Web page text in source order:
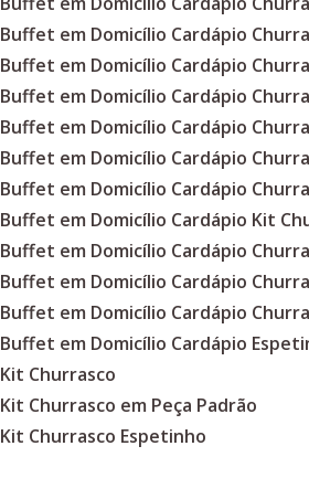
Buffet em Domicílio Cardápio
Buffet em Domicílio Cardápio
Buffet em Domicílio Cardápio
Buffet em Domicílio Cardápio
Buffet em Domicílio Cardápio
Buffet em Domicílio Cardápio
Buffet em Domicílio Cardápio Kit
Buffet em Domicílio Cardápio
Buffet em Domicílio Cardápio
Buffet em Domicílio Cardápio
Buffet em Domicílio Cardápio
Kit Churrasco
Kit Churrasco em Peça Padrão
Kit Churrasco Espetinho